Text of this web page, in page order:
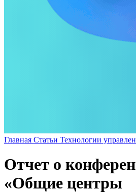
Главная Статьи Технологии
Отчет о
«Общие центры